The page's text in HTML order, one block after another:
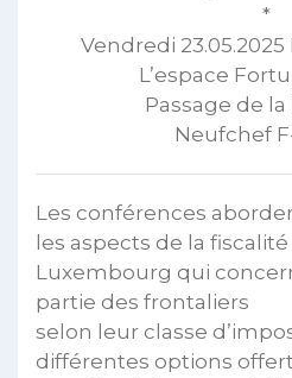
*
Vendredi
L’espace
Passage de
Neufchef
Les conférences
les aspects de la
Luxembourg qui
partie des frontaliers
selon leur classe
différentes options